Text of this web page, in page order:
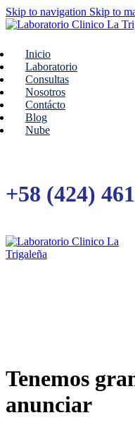
Skip to navigation Skip to
Inicio
Laboratorio
Consultas
Nosotros
Contácto
Blog
Nube
+58 (424)
Tenemos
anunciar